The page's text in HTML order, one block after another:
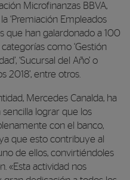
Microfinanzas BBVA,
‘Premiación Empleados
que han galardonado a 100
como ‘Gestión
‘Sucursal del Año’ o
2018’, entre otros.
Mercedes Canalda, ha
lograr que los
con el banco,
que esto contribuye al
de ellos, convirtiéndoles
«Esta actividad nos